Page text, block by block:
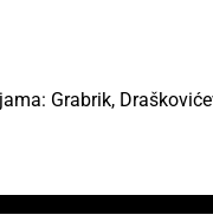
Grabrik,